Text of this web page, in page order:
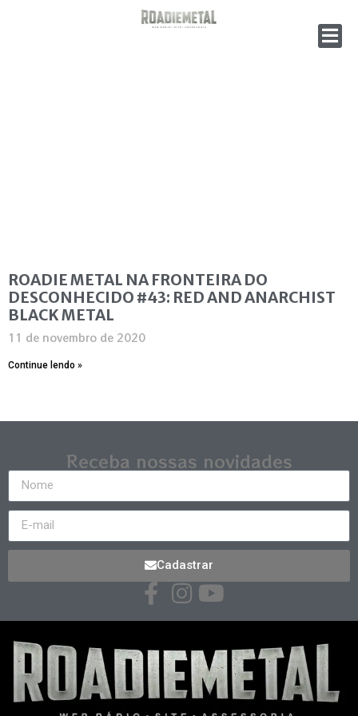
ROADIE METAL NA FRONTEIRA DO
DESCONHECIDO #43: RED AND ANARCHIST
BLACK METAL
11 de novembro de 2020
Continue lendo »
Receba nossas novidades
Cadastrar